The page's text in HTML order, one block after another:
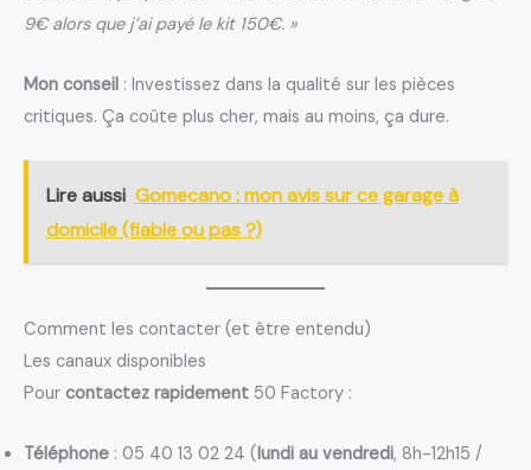
9€ alors que j’ai payé le kit 150€. »
Mon conseil : Investissez dans la qualité sur les pièces
critiques. Ça coûte plus cher, mais au moins, ça dure.
Lire aussi Gomecano : mon avis sur ce garage à
domicile (fiable ou pas ?)
Comment les contacter (et être entendu)
Les canaux disponibles
Pour contactez rapidement 50 Factory :
Téléphone : 05 40 13 02 24 (lundi au vendredi, 8h-12h15 /